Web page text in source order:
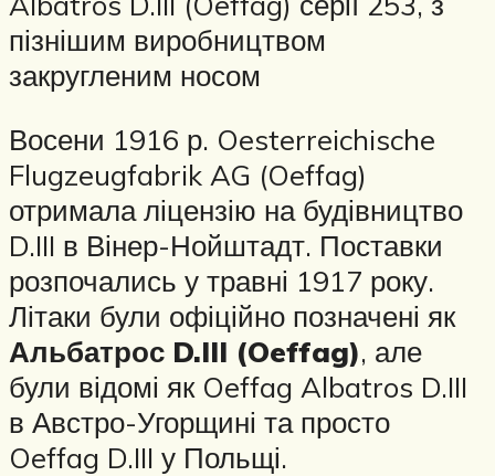
пізнішим виробництвом
закругленим носом
Восени 1916 р. Oesterreichische
Flugzeugfabrik AG (Oeffag)
отримала ліцензію на будівництво
D.III в Вінер-Нойштадт. Поставки
розпочались у травні 1917 року.
Літаки були офіційно позначені як
Альбатрос D.III (Oeffag), але
були відомі як Oeffag Albatros D.III
в Австро-Угорщині та просто
Oeffag D.III у Польщі.